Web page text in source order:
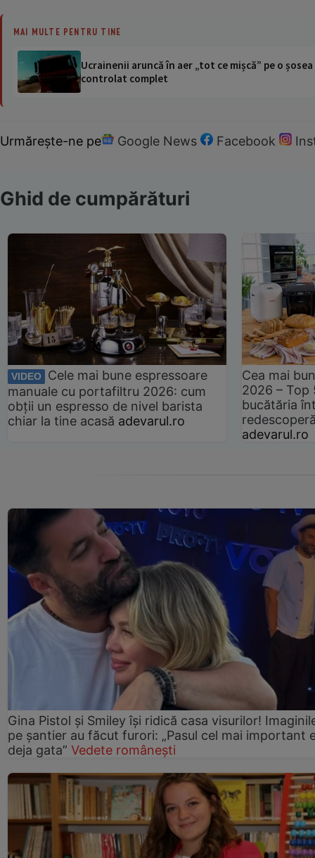
MAI MULTE PENTRU TINE
Ucrainenii aruncă în aer „tot ce mișcă” pe o
controlat complet
Urmărește-ne pe Google News Facebook
Ghid de cumpărături
VIDEO
Cele mai bune espressoare
manuale cu portafiltru 2026: cum
obții un espresso de nivel barista
chiar la tine acasă adevarul.ro
Cea mai
2026 –
bucătăria
adevarul.ro
Gina Pistol și Smiley își ridică casa visurilor!
pe șantier au făcut furori: „Pasul cel mai important
deja gata” Vedete românești